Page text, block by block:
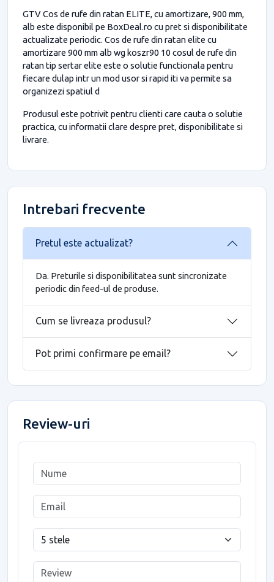
GTV Cos de rufe din ratan ELITE, cu amortizare, 900 mm,
alb este disponibil pe BoxDeal.ro cu pret si disponibilitate
actualizate periodic. Cos de rufe din ratan elite cu
amortizare 900 mm alb wg koszr90 10 cosul de rufe din
ratan tip sertar elite este o solutie functionala pentru
fiecare dulap intr un mod usor si rapid iti va permite sa
organizezi spatiul d
Produsul este potrivit pentru clienti care cauta o solutie
practica, cu informatii clare despre pret, disponibilitate si
livrare.
Intrebari frecvente
Pretul este actualizat?
Da. Preturile si disponibilitatea sunt sincronizate
periodic din feed-ul de produse.
Cum se livreaza produsul?
Pot primi confirmare pe email?
Review-uri